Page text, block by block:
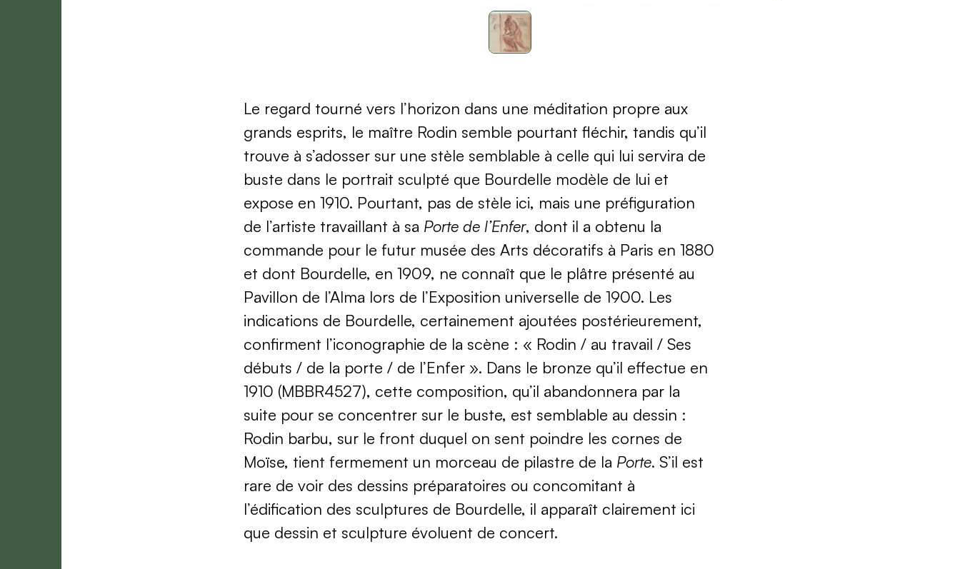
Le regard tourné vers l’horizon dans une méditation propre aux
grands esprits, le maître Rodin semble pourtant fléchir, tandis qu’il
trouve à s’adosser sur une stèle semblable à celle qui lui servira de
buste dans le portrait sculpté que Bourdelle modèle de lui et
expose en 1910. Pourtant, pas de stèle ici, mais une préfiguration
de l’artiste travaillant à sa Porte de l’Enfer, dont il a obtenu la
commande pour le futur musée des Arts décoratifs à Paris en 1880
et dont Bourdelle, en 1909, ne connaît que le plâtre présenté au
Pavillon de l’Alma lors de l’Exposition universelle de 1900. Les
indications de Bourdelle, certainement ajoutées postérieurement,
confirment l’iconographie de la scène : « Rodin / au travail / Ses
débuts / de la porte / de l’Enfer ». Dans le bronze qu’il effectue en
1910 (MBBR4527), cette composition, qu’il abandonnera par la
suite pour se concentrer sur le buste, est semblable au dessin :
Rodin barbu, sur le front duquel on sent poindre les cornes de
Moïse, tient fermement un morceau de pilastre de la Porte. S’il est
rare de voir des dessins préparatoires ou concomitant à
l’édification des sculptures de Bourdelle, il apparaît clairement ici
que dessin et sculpture évoluent de concert.